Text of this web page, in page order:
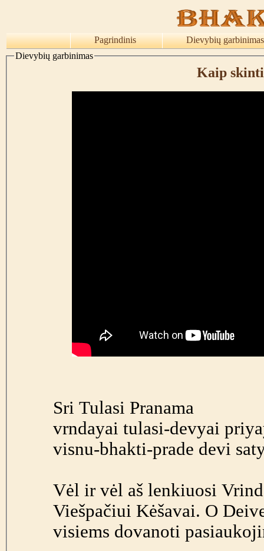
Pagrindinis
Dievybių garbinimas
Dievybių garbinimas
Kaip
Sri Tulasi Pranama
vrndayai tulasi-devyai
visnu-bhakti-prade devi
Vėl ir vėl aš lenkiuosi
Viešpačiui Kėšavai. O
visiems dovanoti